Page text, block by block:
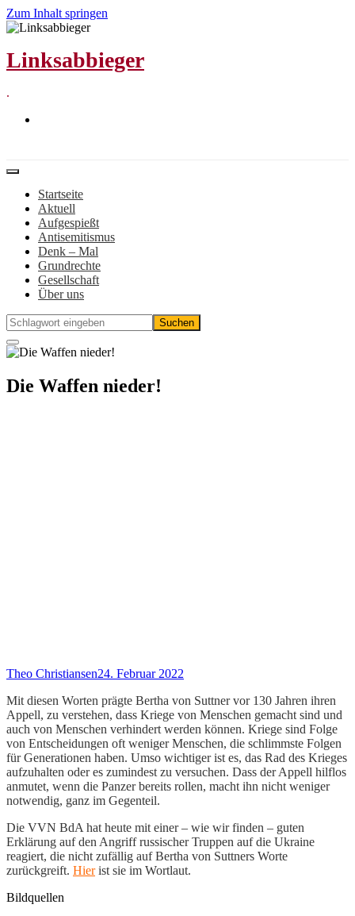
Zum Inhalt springen
Linksabbieger
.
Startseite
Aktuell
Aufgespießt
Antisemitismus
Denk – Mal
Grundrechte
Gesellschaft
Über uns
Die Waffen nieder!
Theo Christiansen24. Februar 2022
Mit diesen Worten prägte Bertha von Suttner vor 130 Jahren ihren
Appell, zu verstehen, dass Kriege von Menschen gemacht sind und
auch von Menschen verhindert werden können. Kriege sind Folge
von Entscheidungen oft weniger Menschen, die schlimmste Folgen
für Generationen haben. Umso wichtiger ist es, das Rad des Krieges
aufzuhalten oder es zumindest zu versuchen. Dass der Appell hilflos
anmutet, wenn die Panzer bereits rollen, macht ihn nicht weniger
notwendig, ganz im Gegenteil.
Die VVN BdA hat heute mit einer – wie wir finden – guten
Erklärung auf den Angriff russischer Truppen auf die Ukraine
reagiert, die nicht zufällig auf Bertha von Suttners Worte
zurückgreift. Hierist sie im Wortlaut.
Bildquellen